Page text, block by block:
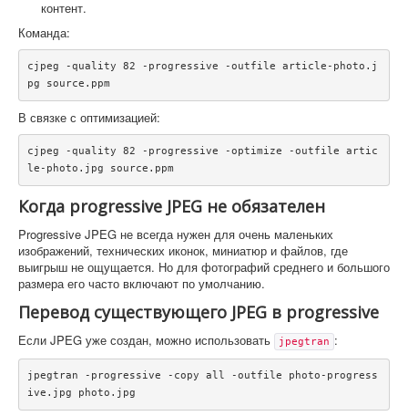
контент.
Команда:
cjpeg -quality 82 -progressive -outfile article-photo.j
pg source.ppm
В связке с оптимизацией:
cjpeg -quality 82 -progressive -optimize -outfile artic
le-photo.jpg source.ppm
Когда progressive JPEG не обязателен
Progressive JPEG не всегда нужен для очень маленьких
изображений, технических иконок, миниатюр и файлов, где
выигрыш не ощущается. Но для фотографий среднего и большого
размера его часто включают по умолчанию.
Перевод существующего JPEG в progressive
Если JPEG уже создан, можно использовать jpegtran :
jpegtran -progressive -copy all -outfile photo-progress
ive.jpg photo.jpg